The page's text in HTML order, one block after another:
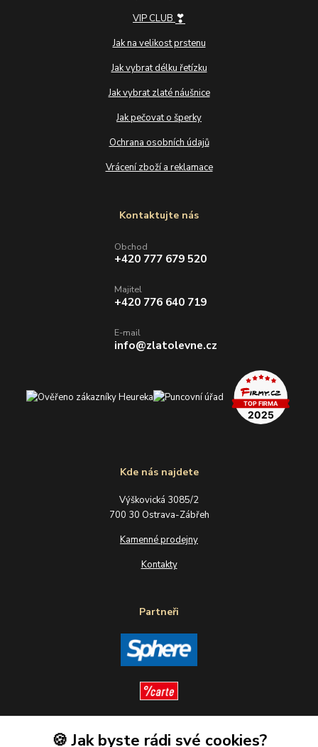
VIP CLUB ❣
Jak na velikost prstenu
Jak vybrat délku řetízku
Jak vybrat zlaté náušnice
Jak pečovat o šperky
Ochrana osobních údajů
Vrácení zboží a reklamace
Kde nás najdete
Výškovická 3085/2
700 30 Ostrava-Zábřeh
Kamenné prodejny
Kontakty
Partneři
Kontaktujte nás
Obchod
+420 777 679 520
Majitel
+420 776 640 719
E-mail
info@zlatolevne.cz
🍪 Jak byste rádi své cookies?